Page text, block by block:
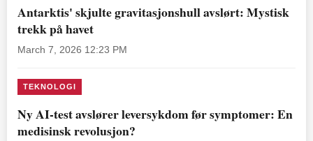
Antarktis' skjulte gravitasjonshull avslørt: Mystisk
trekk på havet
March 7, 2026 12:23 PM
TEKNOLOGI
Ny AI-test avslører leversykdom før symptomer: En
medisinsk revolusjon?